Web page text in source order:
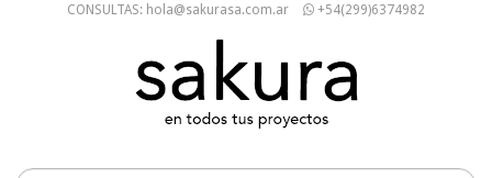
CONSULTAS: hola@sakurasa.com.ar +54(299)6374982